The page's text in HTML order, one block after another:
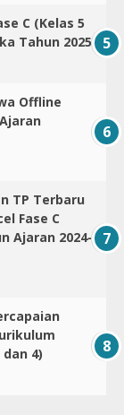
C (Kelas 5
Tahun 2025
Offline
TP Terbaru
Fase C
Ajaran 2024-
dan 4)